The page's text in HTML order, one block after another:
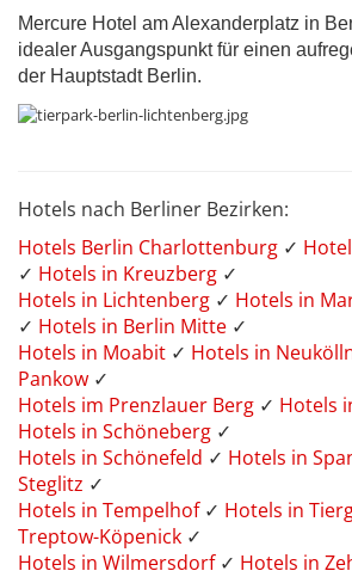
Mercure Hotel am Alexanderplatz in
idealer Ausgangspunkt für einen
der Hauptstadt Berlin.
Hotels nach Berliner Bezirken:
Hotels Berlin Charlottenburg ✓
✓ Hotels in Kreuzberg ✓
Hotels in Lichtenberg ✓ Hotels in
✓ Hotels in Berlin Mitte ✓
Hotels in Moabit ✓ Hotels in
Pankow ✓
Hotels im Prenzlauer Berg ✓ Hotels
Hotels in Schöneberg ✓
Hotels in Schönefeld ✓ Hotels in
Steglitz ✓
Hotels in Tempelhof ✓ Hotels in
Treptow-Köpenick ✓
Hotels in Wilmersdorf ✓ Hotels in